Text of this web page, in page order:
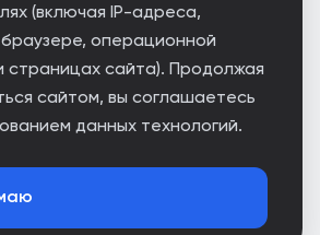
(включая IP-адреса,
операционной
страницах сайта). Продолжая
сайтом, вы соглашаетесь
данных технологий.
)
to the server.